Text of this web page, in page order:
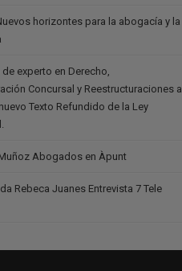
horizontes para la abogacía y la
de experto en Derecho,
Concursal y Reestructuraciones a
Texto Refundido de la Ley
Abogados en Àpunt
Rebeca Juanes Entrevista 7 Tele